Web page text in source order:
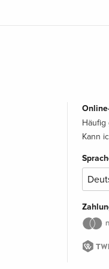
Häufig
Kann